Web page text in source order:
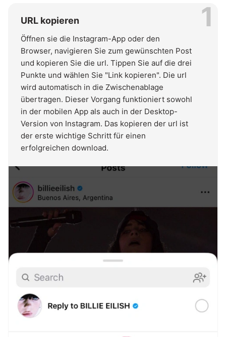
URL kopieren
Öffnen sie die Instagram-App oder den
Browser, navigieren Sie zum gewünschten Post
und kopieren Sie die url. Tippen Sie auf die drei
Punkte und wählen Sie "Link kopieren". Die url
wird automatisch in die Zwischenablage
übertragen. Dieser Vorgang funktioniert sowohl
in der mobilen App als auch in der Desktop-
Version von Instagram. Das kopieren der url ist
der erste wichtige Schritt für einen
erfolgreichen download.
1